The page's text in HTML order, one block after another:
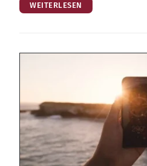
WEITERLESEN